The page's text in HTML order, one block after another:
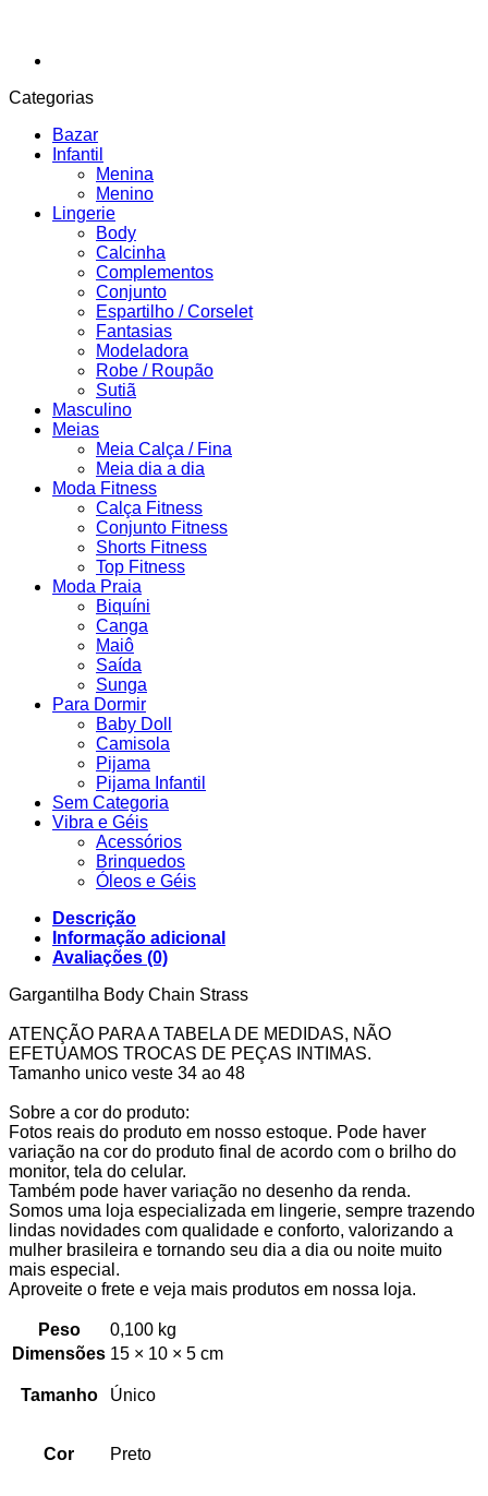
Categorias
Bazar
Infantil
Menina
Menino
Lingerie
Body
Calcinha
Complementos
Conjunto
Espartilho / Corselet
Fantasias
Modeladora
Robe / Roupão
Sutiã
Masculino
Meias
Meia Calça / Fina
Meia dia a dia
Moda Fitness
Calça Fitness
Conjunto Fitness
Shorts Fitness
Top Fitness
Moda Praia
Biquíni
Canga
Maiô
Saída
Sunga
Para Dormir
Baby Doll
Camisola
Pijama
Pijama Infantil
Sem Categoria
Vibra e Géis
Acessórios
Brinquedos
Óleos e Géis
Descrição
Informação adicional
Avaliações (0)
Gargantilha Body Chain Strass
ATENÇÃO PARA A TABELA DE MEDIDAS, NÃO
EFETUAMOS TROCAS DE PEÇAS INTIMAS.
Tamanho unico veste 34 ao 48
Sobre a cor do produto:
Fotos reais do produto em nosso estoque. Pode haver
variação na cor do produto final de acordo com o brilho do
monitor, tela do celular.
Também pode haver variação no desenho da renda.
Somos uma loja especializada em lingerie, sempre trazendo
lindas novidades com qualidade e conforto, valorizando a
mulher brasileira e tornando seu dia a dia ou noite muito
mais especial.
Aproveite o frete e veja mais produtos em nossa loja.
Peso
0,100 kg
Dimensões 15 × 10 × 5 cm
Tamanho Único
Cor Preto